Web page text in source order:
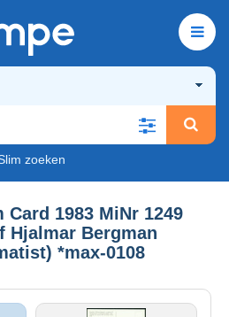
zoeken
Card 1983 MiNr 1249
Hjalmar Bergman
*max-0108